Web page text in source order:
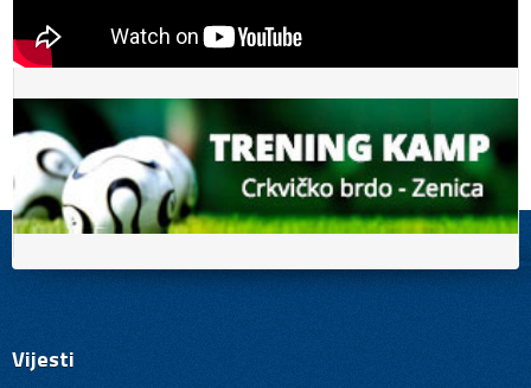
Vijesti